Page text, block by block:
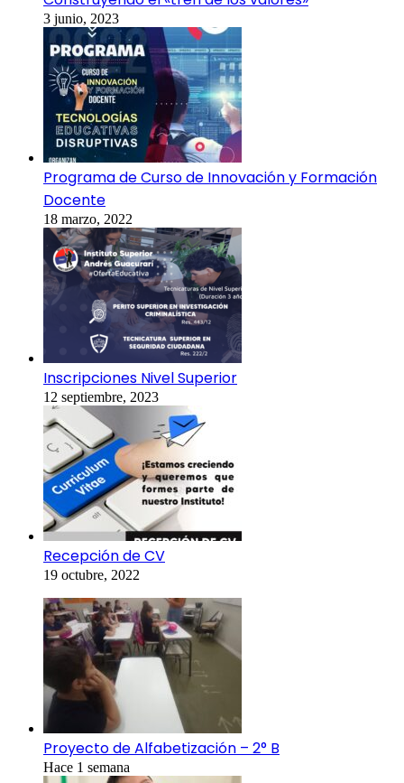
3 junio, 2023
Programa de Curso de Innovación y Formación
Docente
18 marzo, 2022
Inscripciones Nivel Superior
12 septiembre, 2023
Recepción de CV
19 octubre, 2022
Proyecto de Alfabetización – 2° B
Hace 1 semana